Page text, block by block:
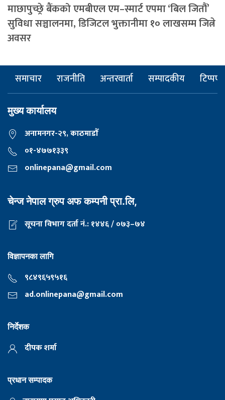
माछापुच्छ्रे बैंकको एमबीएल एम–स्मार्ट एपमा ‘बिल जितौं’
सुविधा सञ्चालनमा, डिजिटल भुक्तानीमा १० लाखसम्म जित्ने
अवसर
समाचार राजनीति अन्तरवार्ता सम्पादकीय टिप्पणी
मुख्य कार्यालय
अनामनगर-२९, काठमाडाैँ
०१-४७७१३३९
onlinepana@gmail.com
चेन्ज नेपाल ग्रुप अफ कम्पनी प्रा.लि,
सूचना विभाग दर्ता नं.: १४४६ / ०७३–७४
विज्ञापनका लागि
९८४९६५९५१६
ad.onlinepana@gmail.com
निर्देशक
दीपक शर्मा
प्रधान सम्पादक